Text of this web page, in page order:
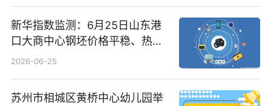
新华指数监测：6月25日山东港
口大商中心钢坯价格平稳、热轧
C料价格微幅下跌
2026-06-25
苏州市相城区黄桥中心幼儿园举